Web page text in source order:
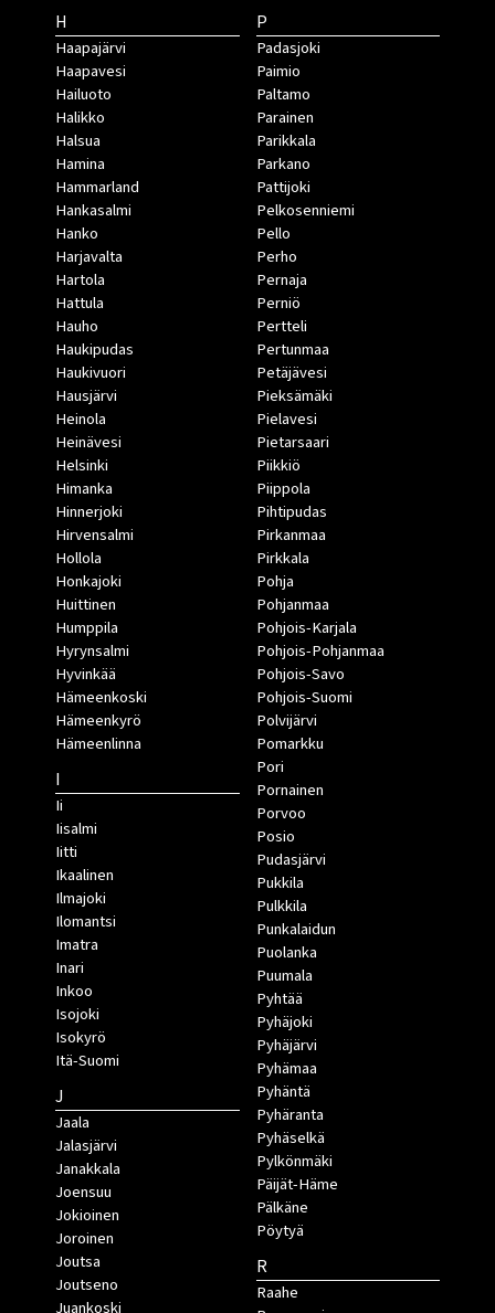
H
Haapajärvi
Haapavesi
Hailuoto
Halikko
Halsua
Hamina
Hammarland
Hankasalmi
Hanko
Harjavalta
Hartola
Hattula
Hauho
Haukipudas
Haukivuori
Hausjärvi
Heinola
Heinävesi
Helsinki
Himanka
Hinnerjoki
Hirvensalmi
Hollola
Honkajoki
Huittinen
Humppila
Hyrynsalmi
Hyvinkää
Hämeenkoski
Hämeenkyrö
Hämeenlinna
I
Ii
Iisalmi
Iitti
Ikaalinen
Ilmajoki
Ilomantsi
Imatra
Inari
Inkoo
Isojoki
Isokyrö
Itä-Suomi
J
Jaala
Jalasjärvi
Janakkala
Joensuu
Jokioinen
Joroinen
Joutsa
Joutseno
P
Padasjoki
Paimio
Paltamo
Parainen
Parikkala
Parkano
Pattijoki
Pelkosenniemi
Pello
Perho
Pernaja
Perniö
Pertteli
Pertunmaa
Petäjävesi
Pieksämäki
Pielavesi
Pietarsaari
Piikkiö
Piippola
Pihtipudas
Pirkanmaa
Pirkkala
Pohja
Pohjanmaa
Pohjois-Karjala
Pohjois-Pohjanmaa
Pohjois-Savo
Pohjois-Suomi
Polvijärvi
Pomarkku
Pori
Pornainen
Porvoo
Posio
Pudasjärvi
Pukkila
Pulkkila
Punkalaidun
Puolanka
Puumala
Pyhtää
Pyhäjoki
Pyhäjärvi
Pyhämaa
Pyhäntä
Pyhäranta
Pyhäselkä
Pylkönmäki
Päijät-Häme
Pälkäne
Pöytyä
R
Raahe